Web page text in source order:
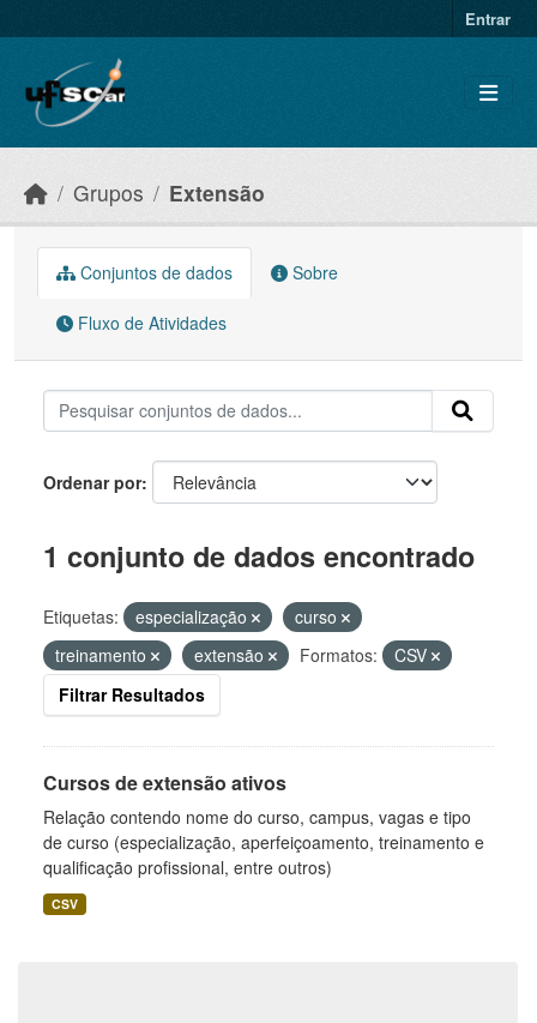
Entrar
Grupos Extensão
Conjuntos de dados Sobre
Fluxo de Atividades
Ordenar por
1 conjunto de dados encontrado
Etiquetas: especialização
curso
treinamento
extensão Formatos:
CSV
Filtrar Resultados
Cursos de extensão ativos
Relação contendo nome do curso, campus, vagas e tipo
de curso (especialização, aperfeiçoamento, treinamento e
qualificação profissional, entre outros)
CSV